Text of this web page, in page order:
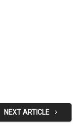
NEXT ARTICLE